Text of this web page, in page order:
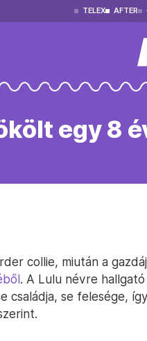
TELEX AFTER
egy 8
collie, miután a
. A Lulu névre
családja, se felesége,